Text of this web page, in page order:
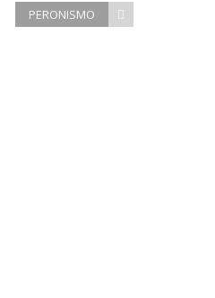
PERONISMO